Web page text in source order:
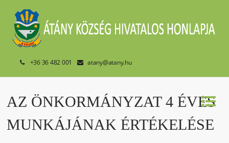
+36 36 482 001 atany@atany.hu
AZ ÖNKORMÁNYZAT 4 ÉVES
MUNKÁJÁNAK ÉRTÉKELÉSE